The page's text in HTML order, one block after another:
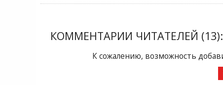
КОММЕНТАРИИ ЧИТАТЕЛЕЙ (13):
К сожалению, возможность